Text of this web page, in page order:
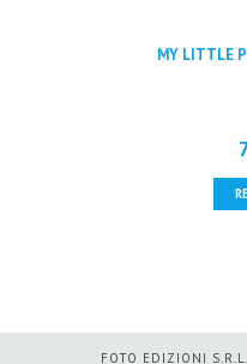
MY LITTLE
FOTO EDIZIONI